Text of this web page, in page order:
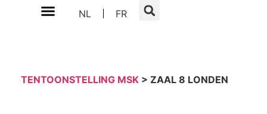
NL FR
TENTOONSTELLING MSK > ZAAL 8 LONDEN